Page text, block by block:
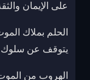
على الإيمان
الحلم بملاك
يتوقف عن سلوك
الهروب من